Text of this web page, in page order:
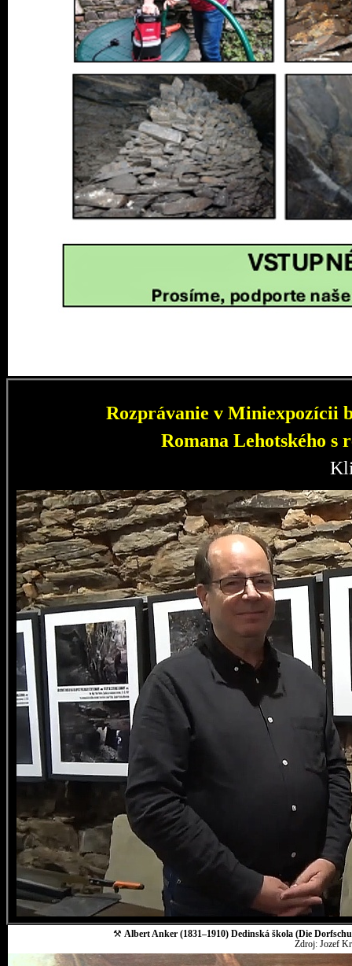
Rozprávanie v Miniexpozícii
Romana Lehotského s
⚒ Albert Anker (1831–1910) Dedinská škola (Die
Zdroj: Jozef